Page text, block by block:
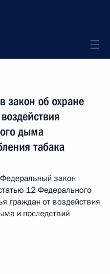
закон об охране
дыма
табака
закон
12 Федерального
граждан от воздействия
и последствий